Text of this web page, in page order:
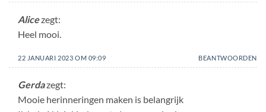
Alicezegt:
Heel mooi.
22 JANUARI 2023 OM 09:09 BEANTWOORDEN
Gerdazegt:
Mooie herinneringen maken is belangrijk